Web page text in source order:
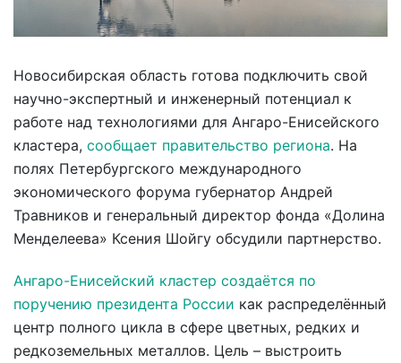
Новосибирская область готова подключить свой
научно-экспертный и инженерный потенциал к
работе над технологиями для Ангаро-Енисейского
кластера, сообщает правительство региона. На
полях Петербургского международного
экономического форума губернатор Андрей
Травников и генеральный директор фонда «Долина
Менделеева» Ксения Шойгу обсудили партнерство.
Ангаро-Енисейский кластер создаётся по
поручению президента России как распределённый
центр полного цикла в сфере цветных, редких и
редкоземельных металлов. Цель – выстроить